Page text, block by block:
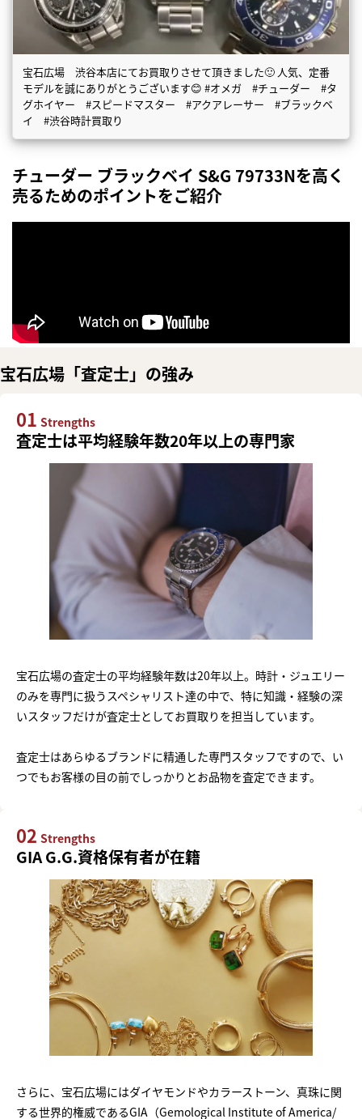
宝石広場 渋谷本店にてお買取りさせて頂きました🙂 人気、定番
モデルを誠にありがとうございます😊 #オメガ #チューダー #タ
グホイヤー #スピードマスター #アクアレーサー #ブラックベ
イ #渋谷時計買取り
チューダー ブラックベイ S&G 79733Nを高く
売るためのポイントをご紹介
宝石広場「査定士」の強み
01 Strengths
査定士は平均経験年数20年以上の専門家
宝石広場の査定士の平均経験年数は20年以上。時計・ジュエリー
のみを専門に扱うスペシャリスト達の中で、特に知識・経験の深
いスタッフだけが査定士としてお買取りを担当しています。
査定士はあらゆるブランドに精通した専門スタッフですので、い
つでもお客様の目の前でしっかりとお品物を査定できます。
02 Strengths
GIA G.G.資格保有者が在籍
さらに、宝石広場にはダイヤモンドやカラーストーン、真珠に関
する世界的権威であるGIA（Gemological Institute of America/